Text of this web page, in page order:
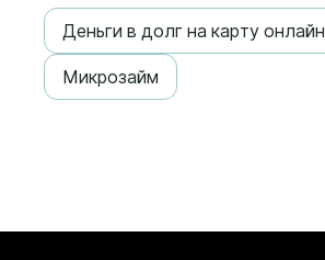
Деньги в долг на карту онлайн
Микрозайм